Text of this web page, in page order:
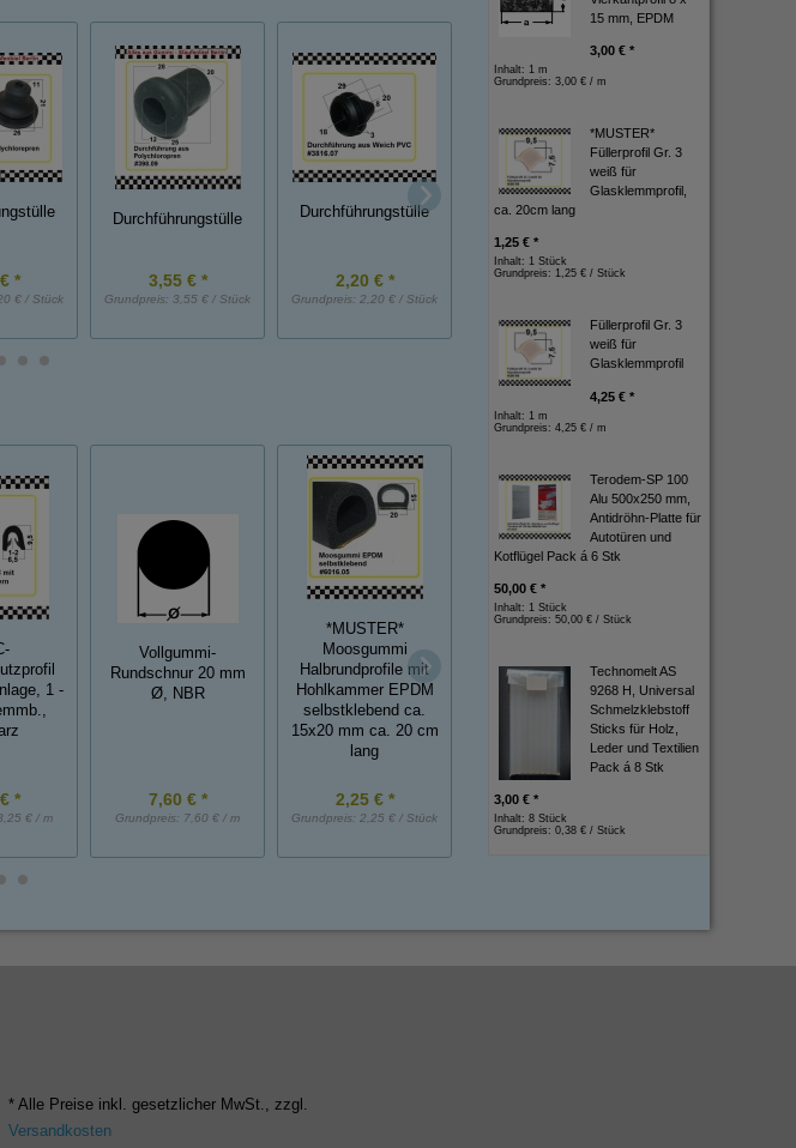
*
€ / Stück
Durchführungstülle
3,55 € *
Grundpreis: 3,55 € / Stück
Durchführungstülle
2,20 € *
Grundpreis: 2,20 € / Stück
Durchführungstülle
0,80 € *
1 -
*
€ / m
Vollgummi-
Rundschnur 20 mm
Ø, NBR
7,60 € *
Grundpreis: 7,60 € / m
*MUSTER*
Moosgummi
Halbrundprofile mit
Hohlkammer EPDM
selbstklebend ca.
15x20 mm ca. 20 cm
lang
2,25 € *
Grundpreis: 2,25 € / Stück
ohne Haut) 5x30 mm,
EPDM, eins.
selbstklebend
19,16 € *
Grundpreis:1,92 € / m
Gummi-Metall-
NK, 25x15 mm,
15 mm, EPDM
3,00 € *
Inhalt: 1 m
Grundpreis: 3,00 € / m
*MUSTER*
Füllerprofil Gr. 3
weiß für
Glasklemmprofil,
ca. 20cm lang
1,25 € *
Inhalt: 1 Stück
Grundpreis: 1,25 € / Stück
Füllerprofil Gr. 3
weiß für
Glasklemmprofil
4,25 € *
Inhalt: 1 m
Grundpreis: 4,25 € / m
Terodem-SP 100
Alu 500x250 mm,
Antidröhn-Platte für
Autotüren und
Kotflügel Pack á 6 Stk
50,00 € *
Inhalt: 1 Stück
Grundpreis: 50,00 € / Stück
Technomelt AS
9268 H, Universal
Schmelzklebstoff
Sticks für Holz,
Leder und Textilien
Pack á 8 Stk
3,00 € *
Inhalt: 8 Stück
Grundpreis: 0,38 € / Stück
* Alle Preise inkl. gesetzlicher MwSt., zzgl.
Versandkosten